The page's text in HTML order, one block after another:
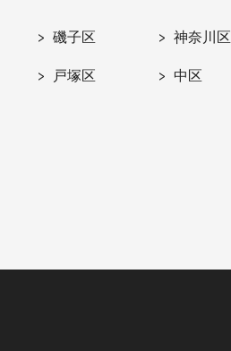
磯子区 神奈川区
戸塚区 中区